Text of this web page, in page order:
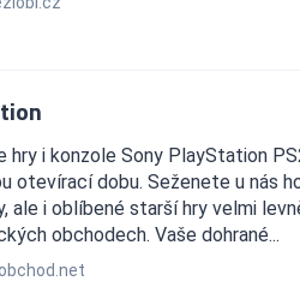
hry i konzole Sony PlayStation
otevírací dobu. Seženete u nás
ale i oblíbené starší hry velmi
obchodech. Vaše dohrané...